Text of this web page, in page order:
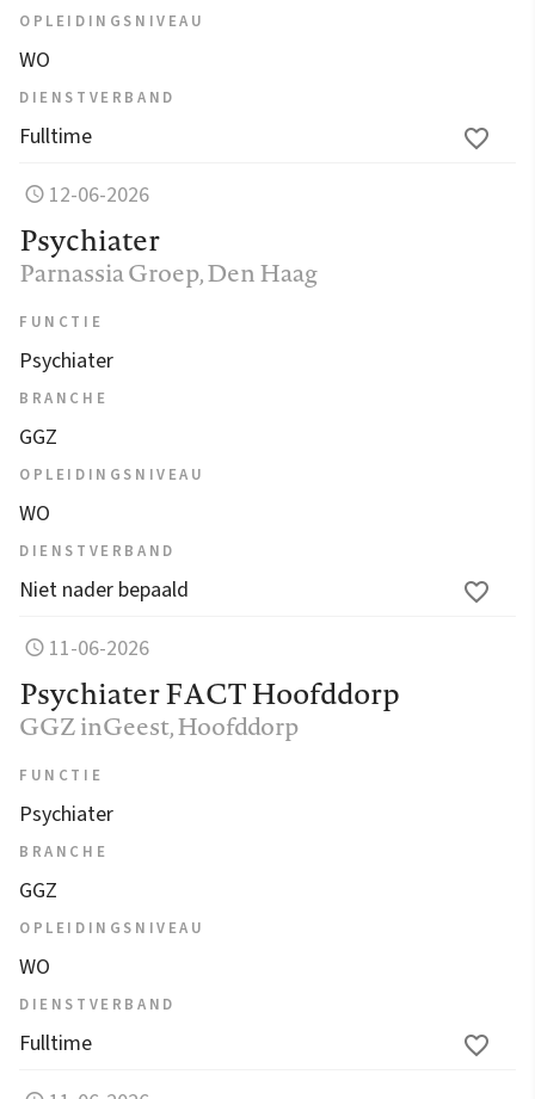
OPLEIDINGSNIVEAU
WO
DIENSTVERBAND
Fulltime
12-06-2026
Psychiater
Parnassia Groep, Den Haag
FUNCTIE
Psychiater
BRANCHE
GGZ
OPLEIDINGSNIVEAU
WO
DIENSTVERBAND
Niet nader bepaald
11-06-2026
Psychiater FACT Hoofddorp
GGZ inGeest, Hoofddorp
FUNCTIE
Psychiater
BRANCHE
GGZ
OPLEIDINGSNIVEAU
WO
DIENSTVERBAND
Fulltime